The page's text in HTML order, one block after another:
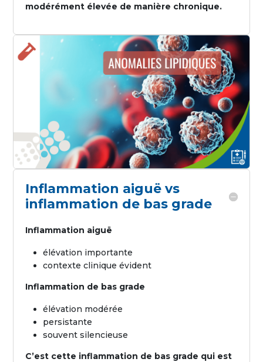
modérément élevée de manière chronique.
Inflammation aiguë vs
inflammation de bas grade
Inflammation aiguë
élévation importante
contexte clinique évident
Inflammation de bas grade
élévation modérée
persistante
souvent silencieuse
C’est cette inflammation de bas grade qui est